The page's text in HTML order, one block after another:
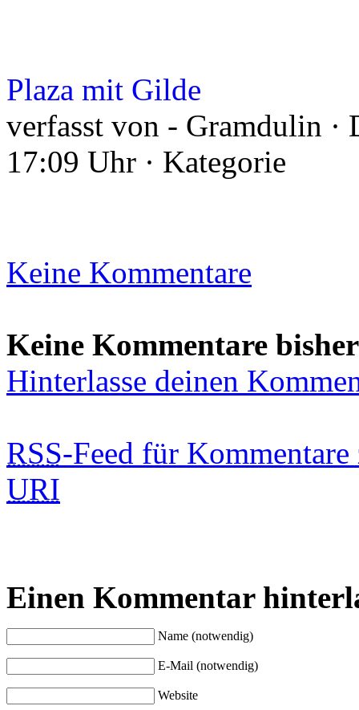
Plaza mit Gilde
verfasst von - Gramdulin ·
17:09 Uhr · Kategorie
Keine Kommentare
Keine Kommentare bisher
Hinterlasse deinen
RSS-Feed für
URI
Einen Kommentar
Name (notwendig)
E-Mail (notwendig)
Website